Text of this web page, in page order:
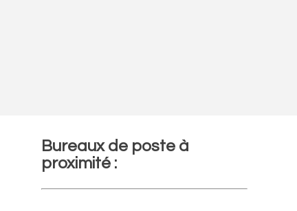
Bureaux de poste à
proximité :